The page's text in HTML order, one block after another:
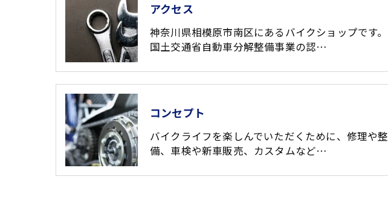
アクセス
神奈川県相模原市南区にあるバイクショップです。
国土交通省自動車分解整備事業の認…
コンセプト
バイクライフを楽しんでいただくために、修理や整
備、車検や新車販売、カスタムなど…